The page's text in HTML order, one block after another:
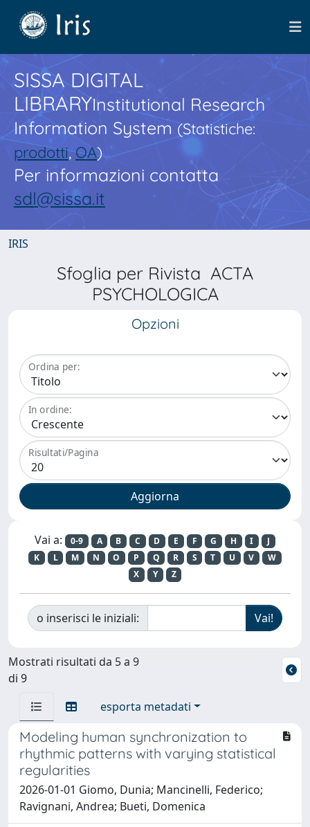
SISSA DIGITAL
LIBRARYInstitutional Research
Information System(Statistiche:
prodotti,OA)
Per informazioni contatta
sdl@sissa.it
IRIS
Sfoglia per Rivista ACTA
PSYCHOLOGICA
Opzioni
Ordina per:
In ordine:
Risultati/Pagina
Vai a: 0-9 A B C D E F G H I
J
K
L M N O P Q R S T U V
W
X
Y Z
o inserisci le iniziali:
Mostrati risultati da 5 a 9
di 9
esporta metadati
Modeling human synchronization to
rhythmic patterns with varying statistical
regularities
2026-01-01 Giomo, Dunia; Mancinelli, Federico;
Ravignani, Andrea; Bueti, Domenica